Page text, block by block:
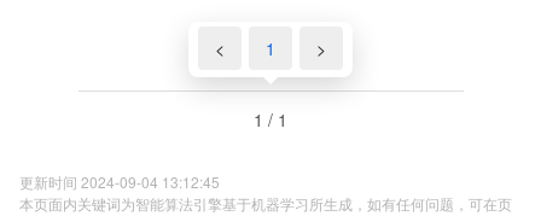
< 1 >
1 / 1
更新时间 2024-09-04 13:12:45
本页面内关键词为智能算法引擎基于机器学习所生成，如有任何问题，可在页